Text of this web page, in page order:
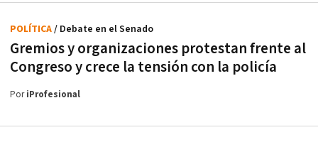
Gremios y organizaciones protestan frente al
Congreso y crece la tensión con la policía
POLÍTICA/ Debate en el Senado
PoriProfesional